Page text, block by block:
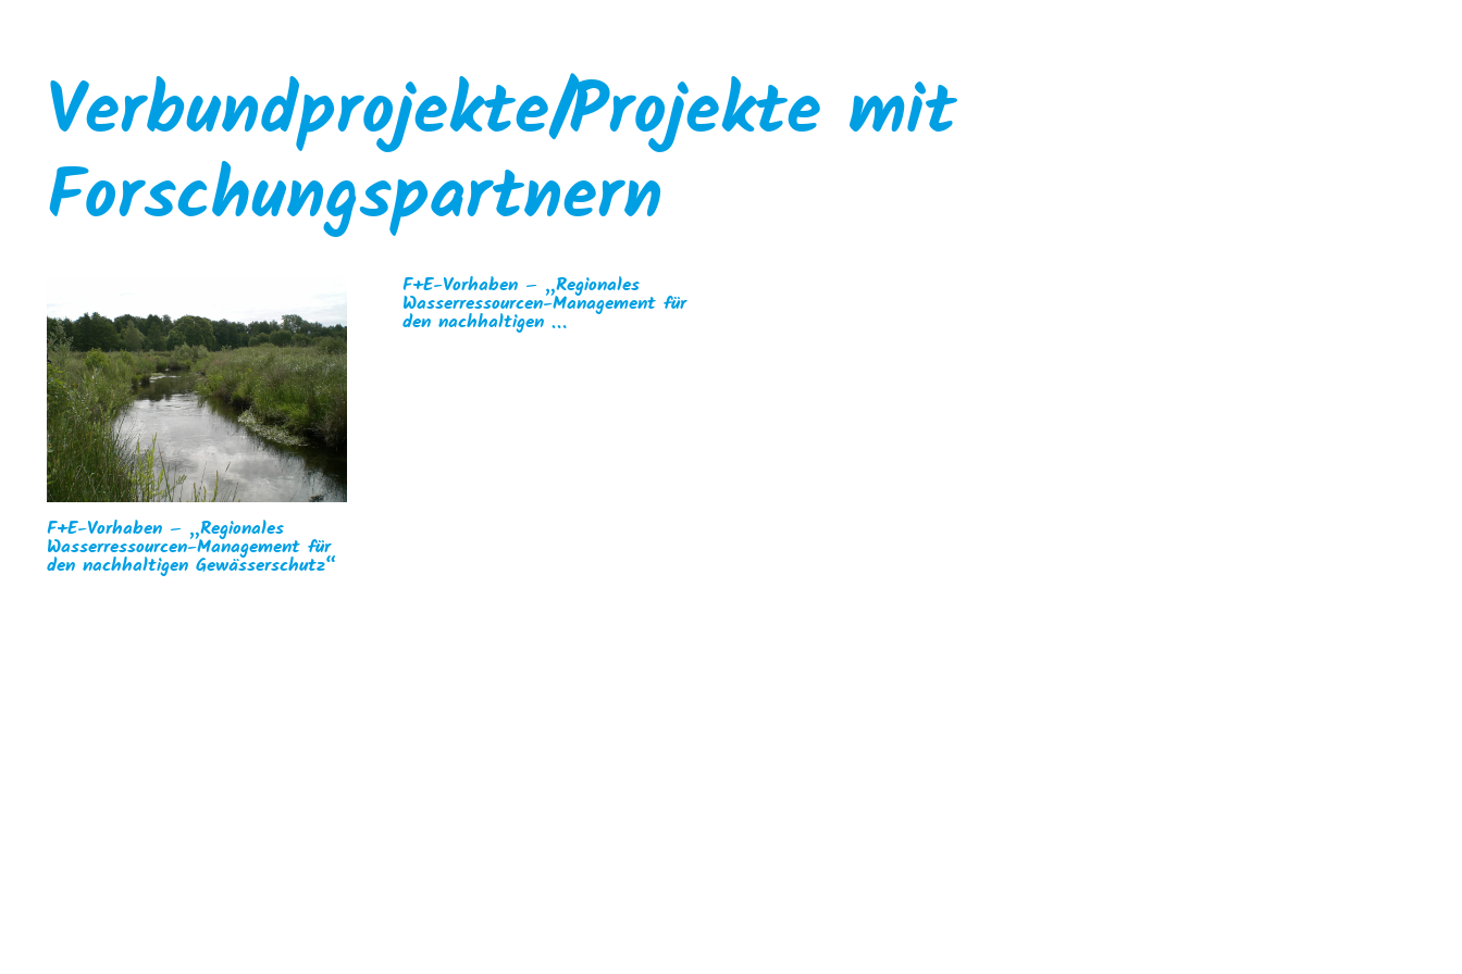
Verbundprojekte/Projekte mit
Forschungspartnern
F+E-Vorhaben – „Regionales
Wasserressourcen-Management für
den nachhaltigen Gewässerschutz“
F+E-Vorhaben – „Regionales
Wasserressourcen-Management für
den nachhaltigen …